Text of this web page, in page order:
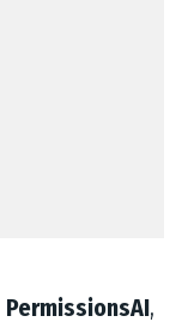
PermissionsAI,